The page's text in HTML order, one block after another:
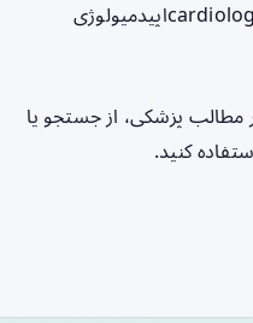
اپیدمیولوژی
مطالب پزشکی، از جستجو یا
کنید.